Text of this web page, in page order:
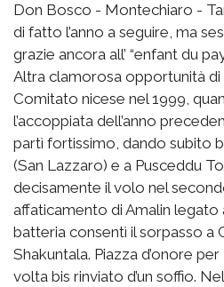
Don Bosco - Montechiaro -
di fatto l’anno a seguire, ma
grazie ancora all’ “enfant du
Altra clamorosa opportunità
Comitato nicese nel 1999,
l’accoppiata dell’anno
partì fortissimo, dando subito
(San Lazzaro) e a Pusceddu
decisamente il volo nel
affaticamento di Amalin legato
batteria consentì il sorpasso a
Shakuntala. Piazza d’onore
volta bis rinviato d’un soffio.